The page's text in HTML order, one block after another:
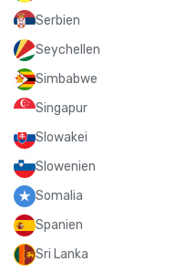
Serbien
Seychellen
Simbabwe
Singapur
Slowakei
Slowenien
Somalia
Spanien
Sri Lanka